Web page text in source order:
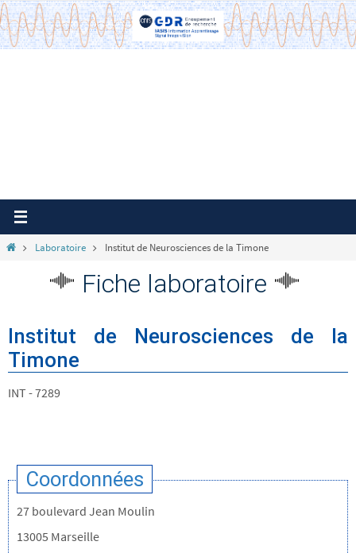
Passer
vers
le
HomeLaboratoire Institut de Neurosciences de la Timone
Fiche laboratoire
Institut de Neurosciences de la
Timone
INT - 7289
Coordonnées
27 boulevard Jean Moulin
13005 Marseille